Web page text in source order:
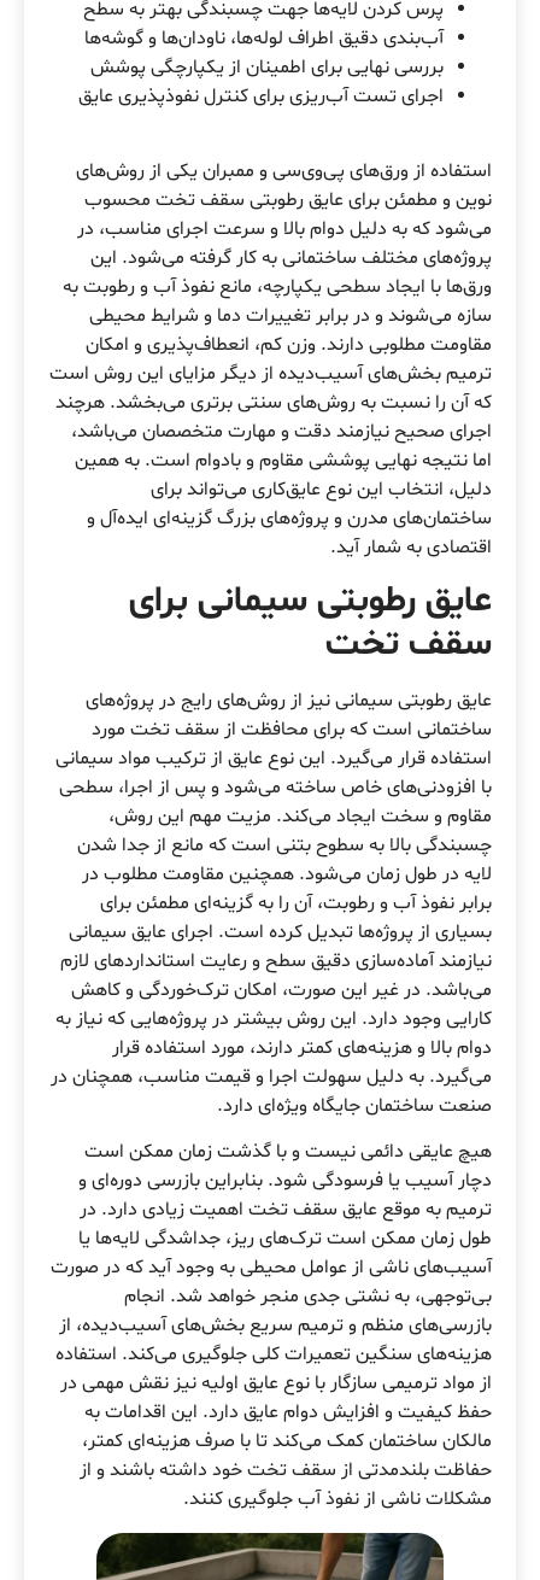
پرس کردن لایه‌ها جهت چسبندگی بهتر به سطح
آب‌بندی دقیق اطراف لوله‌ها، ناودان‌ها و گوشه‌ها
بررسی نهایی برای اطمینان از یکپارچگی پوشش
اجرای تست آب‌ریزی برای کنترل نفوذپذیری عایق
استفاده از ورق‌های پی‌وی‌سی و ممبران یکی از روش‌های
نوین و مطمئن برای عایق‌ رطوبتی سقف تخت محسوب
می‌شود که به دلیل دوام بالا و سرعت اجرای مناسب، در
پروژه‌های مختلف ساختمانی به کار گرفته می‌شود. این
ورق‌ها با ایجاد سطحی یکپارچه، مانع نفوذ آب و رطوبت به
سازه می‌شوند و در برابر تغییرات دما و شرایط محیطی
مقاومت مطلوبی دارند. وزن کم، انعطاف‌پذیری و امکان
ترمیم بخش‌های آسیب‌دیده از دیگر مزایای این روش است
که آن را نسبت به روش‌های سنتی برتری می‌بخشد. هرچند
اجرای صحیح نیازمند دقت و مهارت متخصصان می‌باشد،
اما نتیجه نهایی پوششی مقاوم و بادوام است. به همین
دلیل، انتخاب این نوع عایق‌کاری می‌تواند برای
ساختمان‌های مدرن و پروژه‌های بزرگ گزینه‌ای ایده‌آل و
اقتصادی به شمار آید.
عایق‌ رطوبتی سیمانی برای
سقف تخت
عایق‌ رطوبتی سیمانی نیز از روش‌های رایج در پروژه‌های
ساختمانی است که برای محافظت از سقف تخت مورد
استفاده قرار می‌گیرد. این نوع عایق از ترکیب مواد سیمانی
با افزودنی‌های خاص ساخته می‌شود و پس از اجرا، سطحی
مقاوم و سخت ایجاد می‌کند. مزیت مهم این روش،
چسبندگی بالا به سطوح بتنی است که مانع از جدا شدن
لایه در طول زمان می‌شود. همچنین مقاومت مطلوب در
برابر نفوذ آب و رطوبت، آن را به گزینه‌ای مطمئن برای
بسیاری از پروژه‌ها تبدیل کرده است. اجرای عایق سیمانی
نیازمند آماده‌سازی دقیق سطح و رعایت استانداردهای لازم
می‌باشد. در غیر این صورت، امکان ترک‌خوردگی و کاهش
کارایی وجود دارد. این روش بیشتر در پروژه‌هایی که نیاز به
دوام بالا و هزینه‌های کمتر دارند، مورد استفاده قرار
می‌گیرد. به دلیل سهولت اجرا و قیمت مناسب، همچنان در
صنعت ساختمان جایگاه ویژه‌ای دارد.
هیچ عایقی دائمی نیست و با گذشت زمان ممکن است
دچار آسیب یا فرسودگی شود. بنابراین بازرسی دوره‌ای و
ترمیم به موقع عایق سقف تخت اهمیت زیادی دارد. در
طول زمان ممکن است ترک‌های ریز، جداشدگی لایه‌ها یا
آسیب‌های ناشی از عوامل محیطی به وجود آید که در صورت
بی‌توجهی، به نشتی جدی منجر خواهد شد. انجام
بازرسی‌های منظم و ترمیم سریع بخش‌های آسیب‌دیده، از
هزینه‌های سنگین تعمیرات کلی جلوگیری می‌کند. استفاده
از مواد ترمیمی سازگار با نوع عایق اولیه نیز نقش مهمی در
حفظ کیفیت و افزایش دوام عایق دارد. این اقدامات به
مالکان ساختمان کمک می‌کند تا با صرف هزینه‌ای کمتر،
حفاظت بلندمدتی از سقف تخت خود داشته باشند و از
مشکلات ناشی از نفوذ آب جلوگیری کنند.